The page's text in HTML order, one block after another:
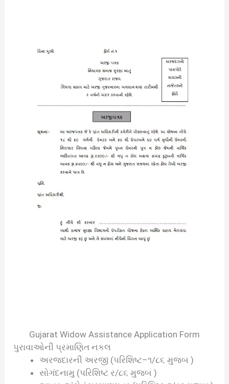
Gujarat Widow Assistance Application Form
પુરાવાઓની પ્રમાણિત નકલ
અરજદારની અરજી (પરિશિષ્ટ–૧/૮૬ મુજબ )
સોગંદનામુ (પરિશિષ્ટ ર/૮૬ મુજબ )